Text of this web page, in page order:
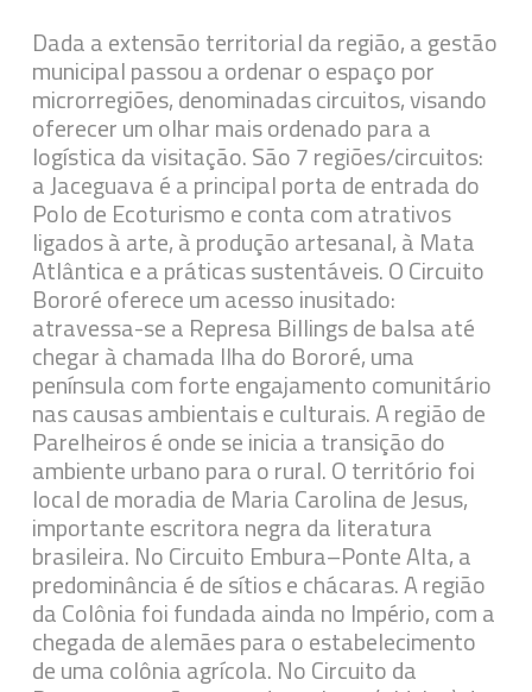
Dada a extensão territorial da região, a gestão
municipal passou a ordenar o espaço por
microrregiões, denominadas circuitos, visando
oferecer um olhar mais ordenado para a
logística da visitação. São 7 regiões/circuitos:
a Jaceguava é a principal porta de entrada do
Polo de Ecoturismo e conta com atrativos
ligados à arte, à produção artesanal, à Mata
Atlântica e a práticas sustentáveis. O Circuito
Bororé oferece um acesso inusitado:
atravessa-se a Represa Billings de balsa até
chegar à chamada Ilha do Bororé, uma
península com forte engajamento comunitário
nas causas ambientais e culturais. A região de
Parelheiros é onde se inicia a transição do
ambiente urbano para o rural. O território foi
local de moradia de Maria Carolina de Jesus,
importante escritora negra da literatura
brasileira. No Circuito Embura–Ponte Alta, a
predominância é de sítios e chácaras. A região
da Colônia foi fundada ainda no Império, com a
chegada de alemães para o estabelecimento
de uma colônia agrícola. No Circuito da